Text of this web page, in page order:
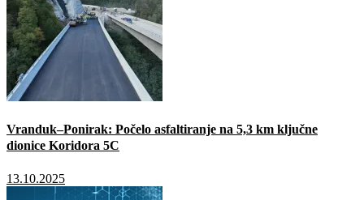
Vranduk–Ponirak: Počelo asfaltiranje na 5,3 km ključne
dionice Koridora 5C
13.10.2025